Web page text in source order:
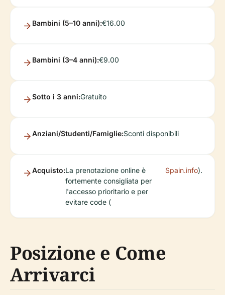
Bambini (5–10 anni):€16.00
Bambini (3–4 anni):€9.00
Sotto i 3 anni:Gratuito
Anziani/Studenti/Famiglie:Sconti disponibili
Acquisto:La prenotazione online è
fortemente consigliata per
l'accesso prioritario e per
evitare code (
Spain.info).
Posizione e Come
Arrivarci